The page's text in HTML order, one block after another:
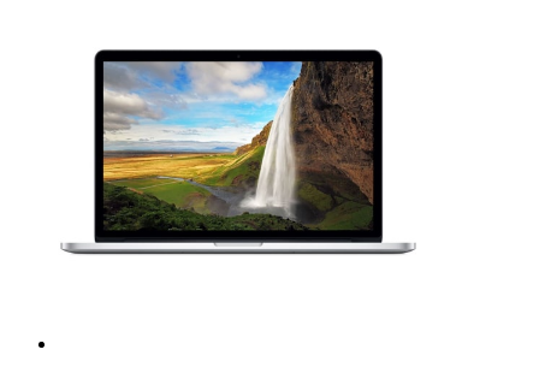
Bảo hành 06 tháng, đổi trả trong 15 ngày
Giảm 20% khi mua phụ kiện túi chống sốc và dán
máy
Miễn phí vận chuyển trên toàn quốc
Miễn phí hỗ trợ cài đặt phần mềm